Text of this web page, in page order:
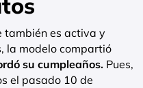
también es activa y
la modelo compartió
su cumpleaños. Pues,
el pasado 10 de